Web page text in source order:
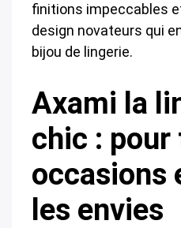
finitions impeccables
design novateurs qui
bijou de lingerie.
Axami la
chic : pour
occasions
les envies